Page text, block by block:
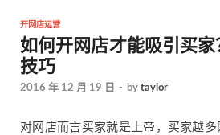
开网店运营
如何开网店才能吸引买
技巧
2016 年 12 月 19 日 - by taylor
对网店而言买家就是上帝，买家越